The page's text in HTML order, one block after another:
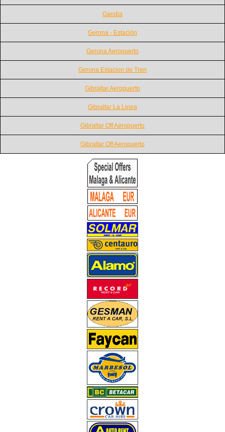
Gandia
Gerona - Estación
Gerona Aeropuerto
Gerona Estacion de Tren
Gibraltar Aeropuerto
Gibraltar La Linea
Gibraltar Off Aeropuerto
Gibraltar Off Aeropuerto